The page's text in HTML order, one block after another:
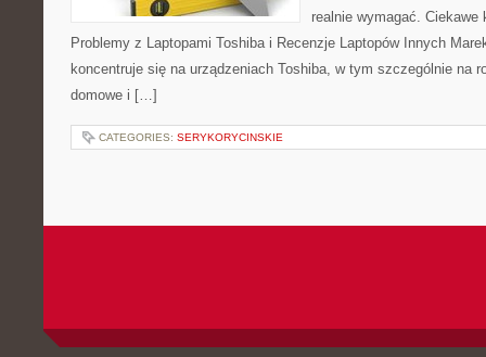
realnie wymagać. Ciekawe
Problemy z Laptopami Toshiba i Recenzje Laptopów Innych
koncentruje się na urządzeniach Toshiba, w tym szczególnie na
domowe i […]
CATEGORIES: SERYKORYCINSKIE